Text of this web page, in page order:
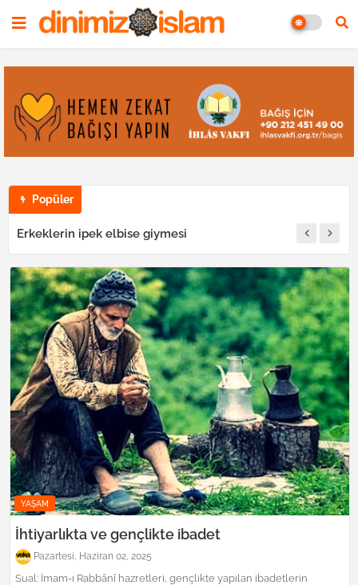
Popüler
Erkeklerin ipek elbise giymesi
YAŞAM
İhtiyarlıkta ve gençlikte ibadet
Pazartesi, Haziran 02, 2025
Sual: İmam-ı Rabbânî hazretleri, gençlikte yapılan ibadetlerin